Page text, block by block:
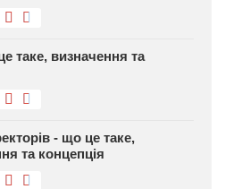
таке, визначення та
- що це таке,
та концепція